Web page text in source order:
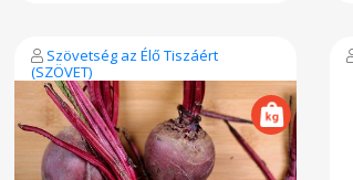
Szövetség az Élő Tiszáért
(SZÖVET)